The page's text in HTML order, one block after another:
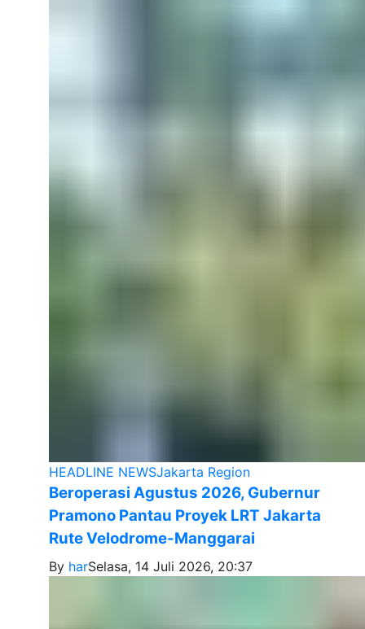
HEADLINE NEWSJakarta Region
Beroperasi Agustus 2026, Gubernur
Pramono Pantau Proyek LRT Jakarta
Rute Velodrome-Manggarai
By harSelasa, 14 Juli 2026, 20:37